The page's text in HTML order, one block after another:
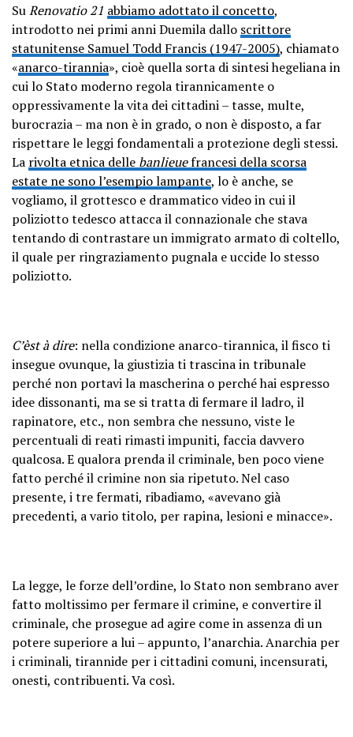
SuRenovatio 21 abbiamo adottato il concetto,
introdotto nei primi anni Duemila dallo scrittore
statunitense Samuel Todd Francis (1947-2005), chiamato
«anarco-tirannia», cioè quella sorta di sintesi hegeliana in
cui lo Stato moderno regola tirannicamente o
oppressivamente la vita dei cittadini – tasse, multe,
burocrazia – ma non è in grado, o non è disposto, a far
rispettare le leggi fondamentali a protezione degli stessi.
La rivolta etnica delle banlieuefrancesi della scorsa
estate ne sono l’esempio lampante, lo è anche, se
vogliamo, il grottesco e drammatico video in cui il
poliziotto tedesco attacca il connazionale che stava
tentando di contrastare un immigrato armato di coltello,
il quale per ringraziamento pugnala e uccide lo stesso
poliziotto.
C’èst à dire: nella condizione anarco-tirannica, il fisco ti
insegue ovunque, la giustizia ti trascina in tribunale
perché non portavi la mascherina o perché hai espresso
idee dissonanti, ma se si tratta di fermare il ladro, il
rapinatore, etc., non sembra che nessuno, viste le
percentuali di reati rimasti impuniti, faccia davvero
qualcosa. E qualora prenda il criminale, ben poco viene
fatto perché il crimine non sia ripetuto. Nel caso
presente, i tre fermati, ribadiamo, «avevano già
precedenti, a vario titolo, per rapina, lesioni e minacce».
La legge, le forze dell’ordine, lo Stato non sembrano aver
fatto moltissimo per fermare il crimine, e convertire il
criminale, che prosegue ad agire come in assenza di un
potere superiore a lui – appunto, l’anarchia. Anarchia per
i criminali, tirannide per i cittadini comuni, incensurati,
onesti, contribuenti. Va così.